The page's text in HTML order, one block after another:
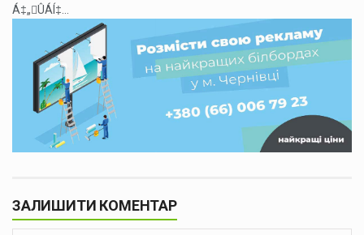
Á‡„ÛÁÍ‡...
ЗАЛИШИТИ КОМЕНТАР